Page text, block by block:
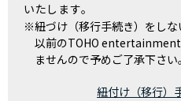
いたします。
※紐づけ（移行手続き）をしな
以前のTOHO entertainment
ませんので予めご了承下さい。
紐付け（移行）